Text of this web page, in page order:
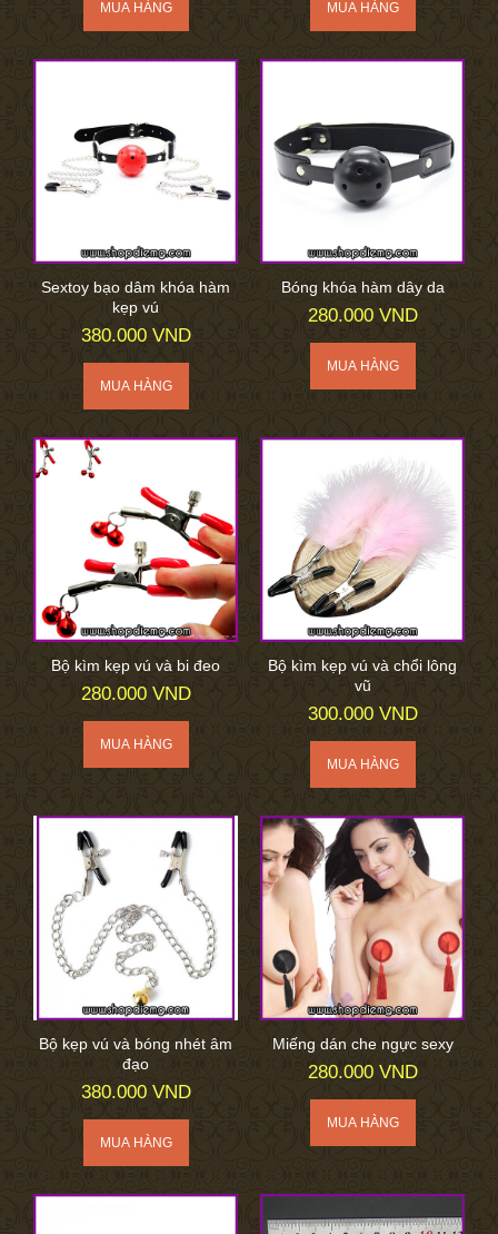
Sextoy bạo dâm khóa hàm
kẹp vú
380.000 VND
Bóng khóa hàm dây da
280.000 VND
Bộ kìm kẹp vú và bi đeo
280.000 VND
Bộ kìm kẹp vú và chổi lông
vũ
300.000 VND
Bộ kẹp vú và bóng nhét âm
đạo
380.000 VND
Miếng dán che ngực sexy
280.000 VND